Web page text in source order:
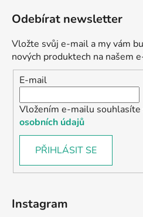
Odebírat newsletter
Vložte svůj e-mail a my vám
nových produktech na našem
E-mail
Vložením e-mailu souhlasíte
osobních údajů
PŘIHLÁSIT SE
Instagram